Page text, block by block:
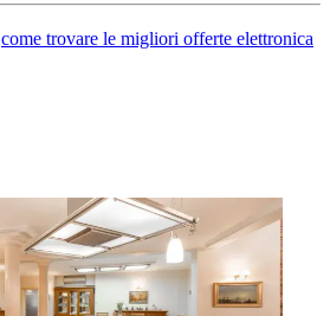
come trovare le migliori offerte elettronica